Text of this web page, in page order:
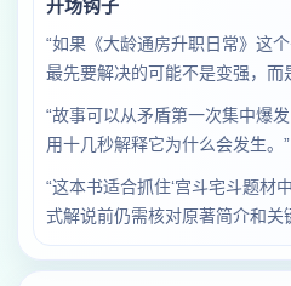
开场钩子
“如果《大龄通房升职日常》这
最先要解决的可能不是变强，而
“故事可以从矛盾第一次集中爆
用十几秒解释它为什么会发生。”
“这本书适合抓住‘宫斗宅斗题材
式解说前仍需核对原著简介和关